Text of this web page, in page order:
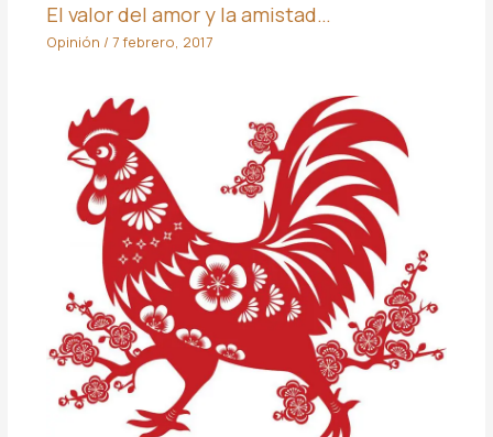
El valor del amor y la amistad…
Opinión / 7 febrero, 2017